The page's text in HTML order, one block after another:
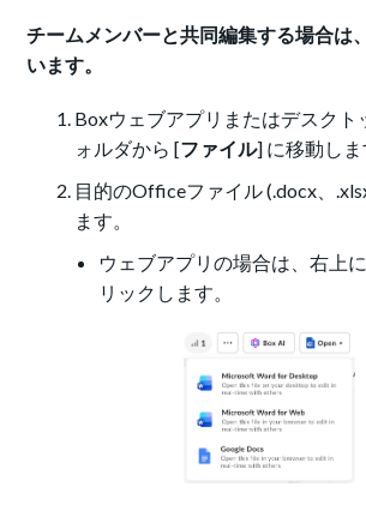
チームメンバーと共同編集する場合は
います。
Boxウェブアプリまたはデスクト
ォルダから [ファイル] に移動しま
目的のOfficeファイル (.docx、
ます。
ウェブアプリの場合は、右上
リックします。